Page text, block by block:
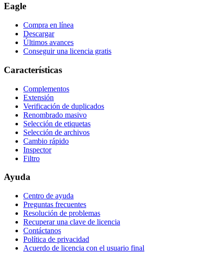
Eagle
Compra en línea
Descargar
Últimos avances
Conseguir una licencia gratis
Características
Complementos
Extensión
Verificación de duplicados
Renombrado masivo
Selección de etiquetas
Selección de archivos
Cambio rápido
Inspector
Filtro
Ayuda
Centro de ayuda
Preguntas frecuentes
Resolución de problemas
Recuperar una clave de licencia
Contáctanos
Política de privacidad
Acuerdo de licencia con el usuario final